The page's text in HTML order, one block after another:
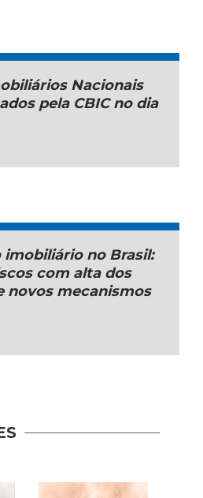
Nacionais
pela CBIC no dia
no Brasil:
com alta dos
novos mecanismos